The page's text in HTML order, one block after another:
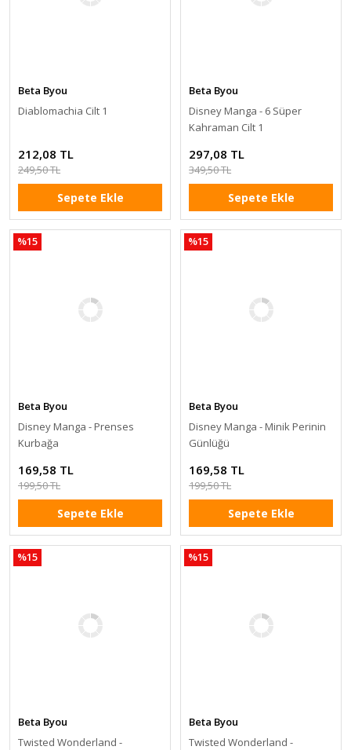
Beta Byou
Diablomachia Cilt 1
212,08 TL
249,50 TL
Sepete Ekle
Beta Byou
Disney Manga - 6 Süper
Kahraman Cilt 1
297,08 TL
349,50 TL
Sepete Ekle
%15
Beta Byou
Disney Manga - Prenses
Kurbağa
169,58 TL
199,50 TL
Sepete Ekle
%15
Beta Byou
Disney Manga - Minik Perinin
Günlüğü
169,58 TL
199,50 TL
Sepete Ekle
%15
Beta Byou
Twisted Wonderland -
%15
Beta Byou
Twisted Wonderland -